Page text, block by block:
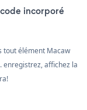
incorporé
tout élément Macaw
enregistrez, affichez la